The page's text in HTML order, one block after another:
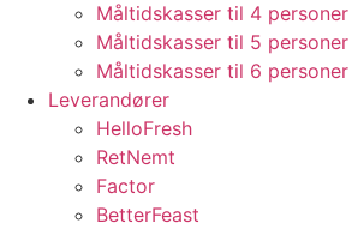
Måltidskasser til 4 personer
Måltidskasser til 5 personer
Måltidskasser til 6 personer
Leverandører
HelloFresh
RetNemt
Factor
BetterFeast